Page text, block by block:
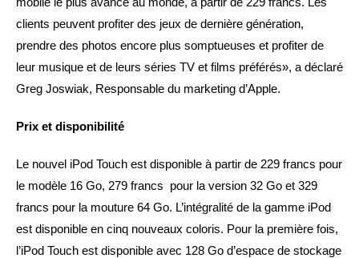
clients peuvent profiter des jeux de dernière génération,
prendre des photos encore plus somptueuses et profiter de
leur musique et de leurs séries TV et films préférés», a déclaré
Greg Joswiak, Responsable du marketing d’Apple.
Prix et disponibilité
Le nouvel iPod Touch est disponible à partir de 229 francs pour
le modèle 16 Go, 279 francs pour la version 32 Go et 329
francs pour la mouture 64 Go. L’intégralité de la gamme iPod
est disponible en cinq nouveaux coloris. Pour la première fois,
l’iPod Touch est disponible avec 128 Go d’espace de stockage